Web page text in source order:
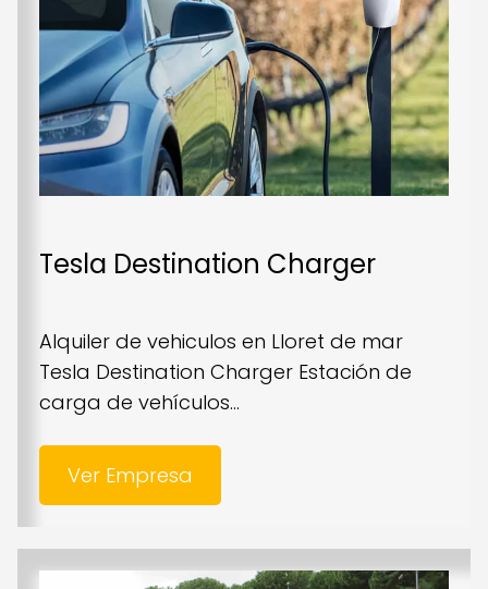
Tesla Destination Charger
Alquiler de vehiculos en Lloret de mar
Tesla Destination Charger Estación de
carga de vehículos...
Ver Empresa